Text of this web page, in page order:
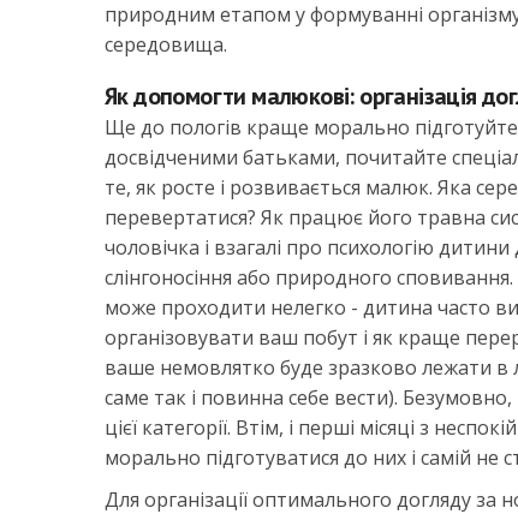
природним етапом у формуванні
середовища.
Як допомогти малюкові: організація
Ще до пологів краще морально
досвідченими батьками, почитайте
те, як росте і розвивається малюк. Яка
перевертатися? Як працює його травна
чоловічка і взагалі про психологію
слінгоносіння або природного
може проходити нелегко - дитина часто
організовувати ваш побут і як краще
ваше немовлятко буде зразково лежати в
саме так і повинна себе вести).
цієї категорії. Втім, і перші місяці з
морально підготуватися до них і самій не
Для організації оптимального догляду